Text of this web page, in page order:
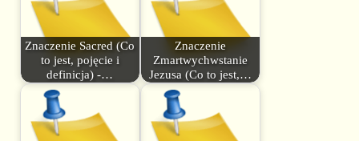
Znaczenie Sacred (Co
to jest, pojęcie i
definicja) -…
Znaczenie
Zmartwychwstanie
Jezusa (Co to jest,…